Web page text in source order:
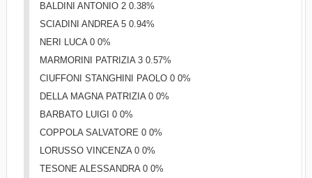
BALDINI ANTONIO 2 0.38%
SCIADINI ANDREA 5 0.94%
NERI LUCA 0 0%
MARMORINI PATRIZIA 3 0.57%
CIUFFONI STANGHINI PAOLO 0 0%
DELLA MAGNA PATRIZIA 0 0%
BARBATO LUIGI 0 0%
COPPOLA SALVATORE 0 0%
LORUSSO VINCENZA 0 0%
TESONE ALESSANDRA 0 0%